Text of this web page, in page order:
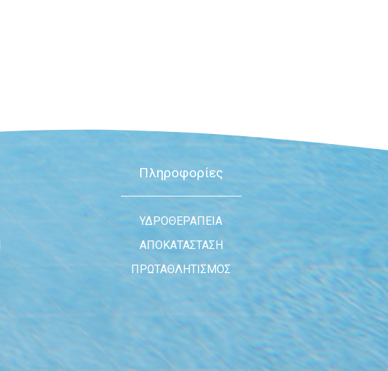
Πληροφορίες
ΥΔΡΟΘΕΡΑΠΕΙΑ
ΑΠΟΚΑΤΑΣΤΑΣΗ
ΠΡΩΤΑΘΛΗΤΙΣΜΟΣ